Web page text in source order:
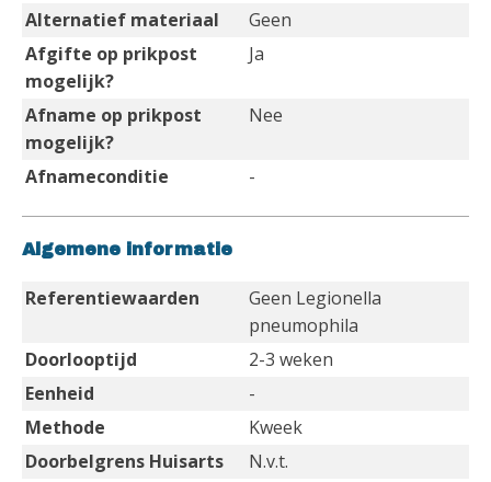
Alternatief materiaal
Geen
Afgifte op prikpost
mogelijk?
Ja
Afname op prikpost
mogelijk?
Nee
Afnameconditie -
Algemene informatie
Referentiewaarden
Geen Legionella
pneumophila
Doorlooptijd
2-3 weken
Eenheid
-
Methode
Kweek
Doorbelgrens Huisarts
N.v.t.